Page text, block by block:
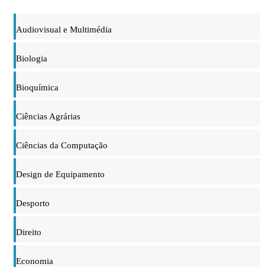
Audiovisual e Multimédia
Biologia
Bioquímica
Ciências Agrárias
Ciências da Computação
Design de Equipamento
Desporto
Direito
Economia